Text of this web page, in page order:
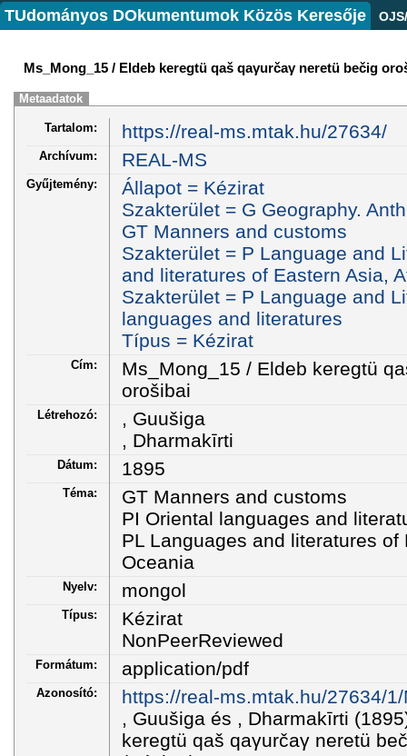
TUdományos DOkumentumok Közös Keresője
Ms_Mong_15 / Eldeb keregtü qaš qaγurčaγ neretü bečig
Metaadatok
Tartalom: https://real-ms.mtak.hu/27634/
Archívum: REAL-MS
Gyűjtemény:
Állapot = Kézirat
Szakterület = G Geography.
GT Manners and customs
Szakterület = P Language and
and literatures of Eastern Asia,
Szakterület = P Language and
languages and literatures
Típus = Kézirat
Cím:
Ms_Mong_15 / Eldeb keregtü
orošibai
Létrehozó:
, Guušiga
, Dharmakīrti
Dátum: 1895
Téma:
GT Manners and customs
PI Oriental languages and
PL Languages and literatures of
Oceania
Nyelv: mongol
Típus:
Kézirat
NonPeerReviewed
Formátum: application/pdf
Azonosító:
https://real-ms.mtak.hu/27634/
, Guušiga és , Dharmakīrti
keregtü qaš qaγurčaγ neretü